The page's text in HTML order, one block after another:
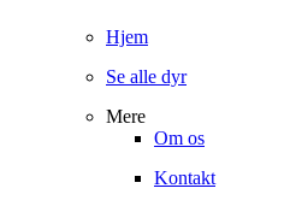
Hjem
Se alle dyr
Mere
Om os
Kontakt